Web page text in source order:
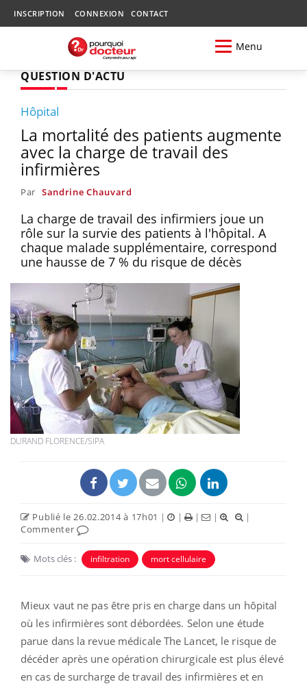
INSCRIPTION CONNEXION CONTACT
Menu
QUESTION D'ACTU
Hôpital
La mortalité des patients augmente
avec la charge de travail des
infirmières
Par Sandrine Chauvard
La charge de travail des infirmiers joue un
rôle sur la survie des patients à l'hôpital. A
chaque malade supplémentaire, correspond
une hausse de 7 % du risque de décès
DURAND FLORENCE/SIPA
Publié le 26.02.2014 à 17h01 | | | |
|
Commenter
Mots clés : infiltration mort cellulaire
Mieux vaut ne pas être pris en charge dans un hôpital
où les infirmières sont débordées. Selon une étude
parue dans la revue médicale The Lancet, le risque de
décéder après une opération chirurgicale est plus élevé
en cas de surcharge de travail des infirmières et en